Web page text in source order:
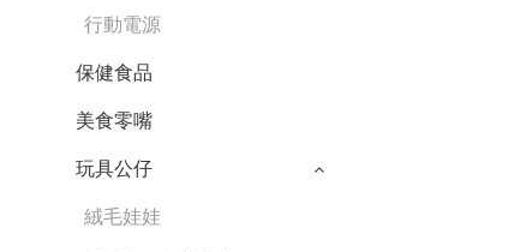
行動電源
保健食品
美食零嘴
玩具公仔
絨毛娃娃